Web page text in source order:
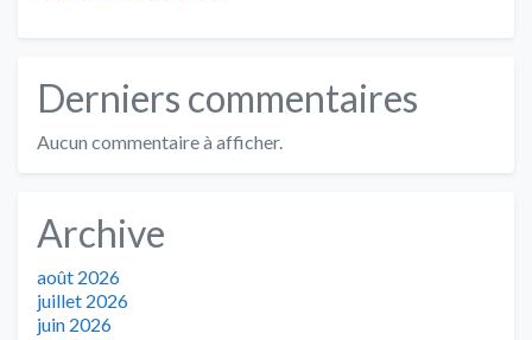
Derniers commentaires
Aucun commentaire à afficher.
Archive
août 2026
juillet 2026
juin 2026